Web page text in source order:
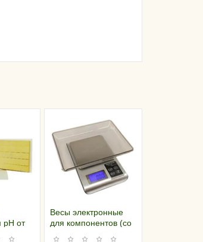
pH от
Весы электронные
для компонентов (со